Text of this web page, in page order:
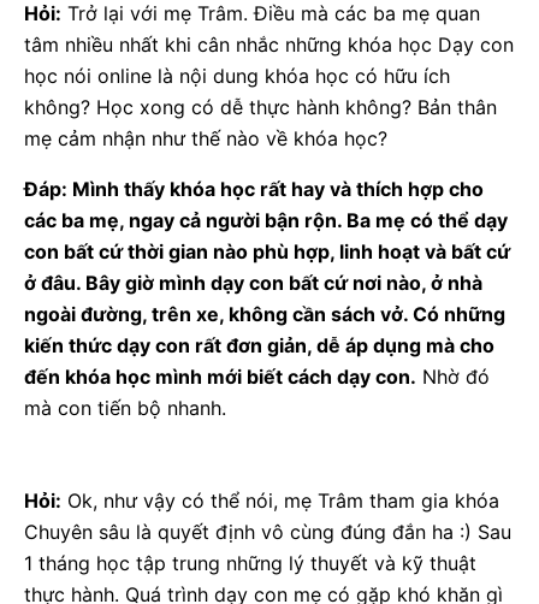
Hỏi: Trở lại với mẹ Trâm. Điều mà các ba mẹ quan
tâm nhiều nhất khi cân nhắc những khóa học Dạy con
học nói online là nội dung khóa học có hữu ích
không? Học xong có dễ thực hành không? Bản thân
mẹ cảm nhận như thế nào về khóa học?
Đáp: Mình thấy khóa học rất hay và thích hợp cho
các ba mẹ, ngay cả người bận rộn. Ba mẹ có thể dạy
con bất cứ thời gian nào phù hợp, linh hoạt và bất cứ
ở đâu. Bây giờ mình dạy con bất cứ nơi nào, ở nhà
ngoài đường, trên xe, không cần sách vở. Có những
kiến thức dạy con rất đơn giản, dễ áp dụng mà cho
đến khóa học mình mới biết cách dạy con. Nhờ đó
mà con tiến bộ nhanh.
Hỏi: Ok, như vậy có thể nói, mẹ Trâm tham gia khóa
Chuyên sâu là quyết định vô cùng đúng đắn ha :) Sau
1 tháng học tập trung những lý thuyết và kỹ thuật
thực hành. Quá trình dạy con mẹ có gặp khó khăn gì